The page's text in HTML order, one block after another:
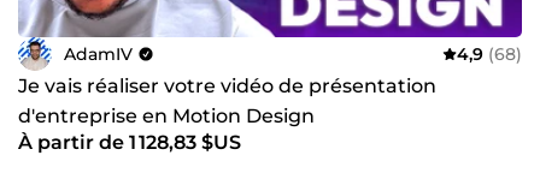
AdamIV 4,9 (68)
Je vais réaliser votre vidéo de présentation
d'entreprise en Motion Design
À partir de 1 128,83 $US